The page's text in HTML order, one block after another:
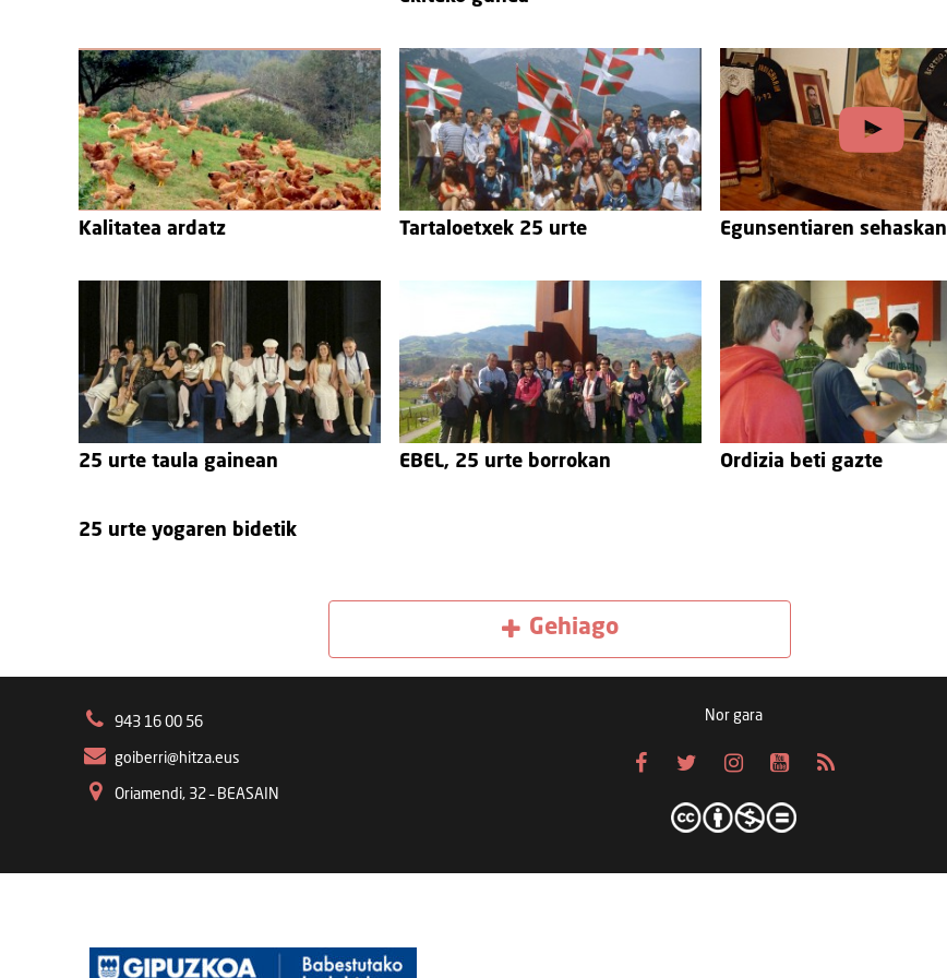
Kalitatea ardatz Tartaloetxek 25 urte Egunsentiaren sehaskan
25 urte taula gainean EBEL, 25 urte borrokan Ordizia beti gazte
25 urte yogaren bidetik
Gehiago
943 16 00 56
goiberri@hitza.eus
Oriamendi, 32 – BEASAIN
Nor gara